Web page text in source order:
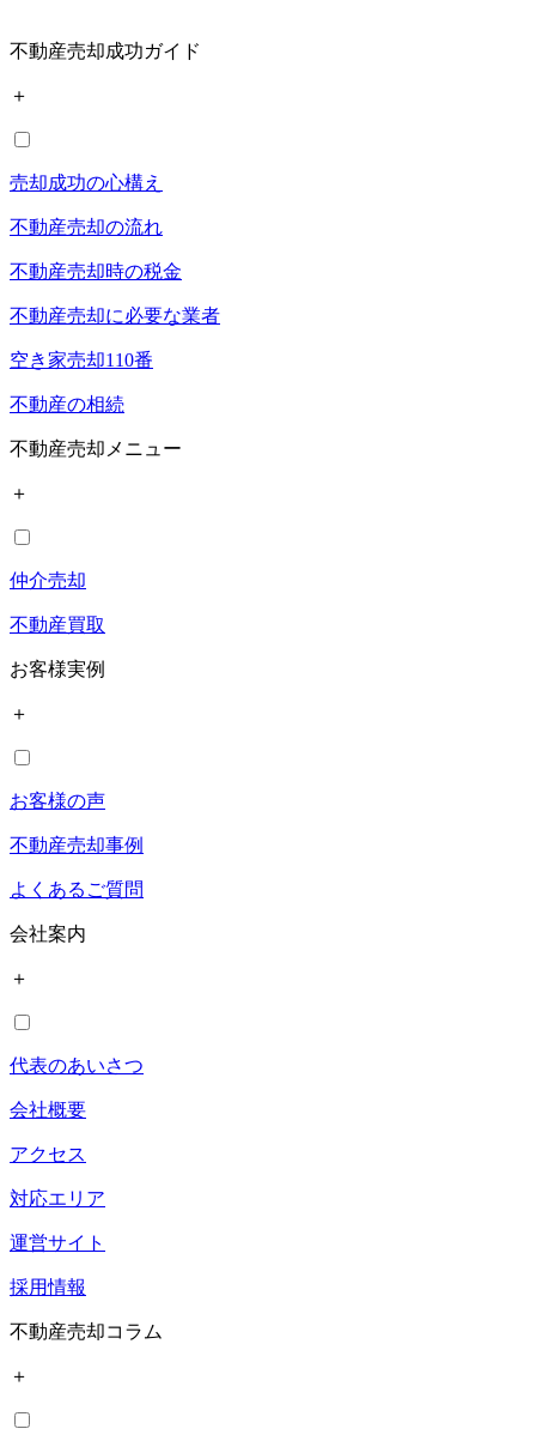
不動産売却成功ガイド
＋
売却成功の心構え
不動産売却の流れ
不動産売却時の税金
不動産売却に必要な業者
空き家売却110番
不動産の相続
不動産売却メニュー
＋
仲介売却
不動産買取
お客様実例
＋
お客様の声
不動産売却事例
よくあるご質問
会社案内
＋
代表のあいさつ
会社概要
アクセス
対応エリア
運営サイト
採用情報
不動産売却コラム
＋